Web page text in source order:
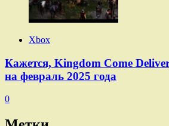
Xbox
Кажется, Kingdom Come
на февраль 2025 года
0